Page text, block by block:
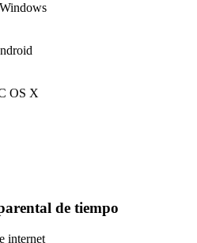
OS X
de tiempo